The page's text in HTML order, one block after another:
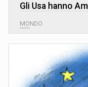
Gli Usa hanno
MONDO